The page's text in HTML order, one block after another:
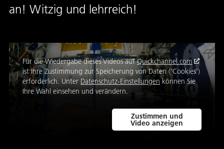
an! Witzig und lehrreich!
Für die Wiedergabe dieses Videos aufQuickchannel.com
ist Ihre Zustimmung zur Speicherung von Daten ('Cookies')
erforderlich. Unter Datenschutz-Einstellungenkönnen Sie
Ihre Wahl einsehen und verändern.
Zustimmen und
Video anzeigen